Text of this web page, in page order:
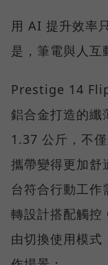
用 AI 提升效率
是，筆電與人互
Prestige 14
鋁合金打造的纖
1.37 公斤，不
攜帶變得更加舒
台符合行動工
轉設計搭配觸控
由切換使用模式